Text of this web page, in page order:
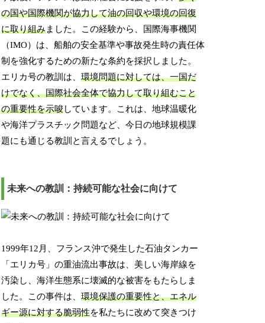
の国や国際機関が協力して油の回収や環境の回復
に取り組みました。この経験から、国際海事機関
（IMO）は、船舶の安全基準や事故発生時の責任体
制を強化するための新たな条約を採択しました。
エリカ号の教訓は、環境問題に対しては、一国だ
けでなく、国際社会全体で協力して取り組むこと
の重要性を示唆しています。これは、地球温暖化
や海洋プラスチック問題など、今日の地球規模課
題にも通じる教訓と言えるでしょう。
未来への教訓：持続可能な社会に向けて
1999年12月、フランス沖で発生した石油タンカー
「エリカ号」の重油流出事故は、美しい海岸線を
汚染し、海洋生態系に壊滅的な被害をもたらしま
した。この事件は、環境保護の重要性と、エネル
ギー源に対する脆弱性を私たちに改めて突きつけ